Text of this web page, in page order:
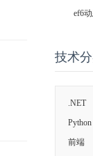
ef6
技术
.NET
Python
前端